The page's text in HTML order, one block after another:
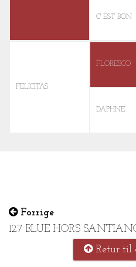
C' EST BON
FELICITAS
FLORESCO
DAPHNE
Forrige
127 BLUE HORS
Retur til